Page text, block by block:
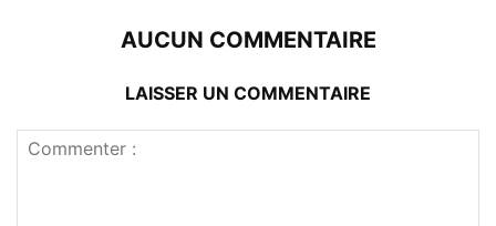
AUCUN COMMENTAIRE
LAISSER UN COMMENTAIRE